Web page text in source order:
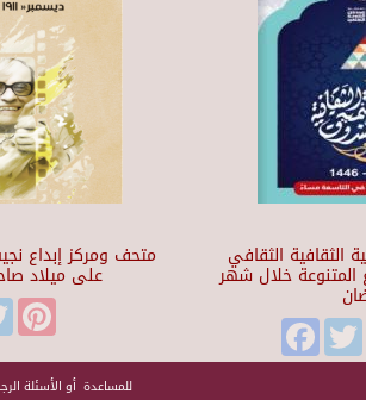
على ميلاد
Twitter
الثقافية الثقافي
المتنوعة خلال شهر
للمساعدة أو الأسئلة